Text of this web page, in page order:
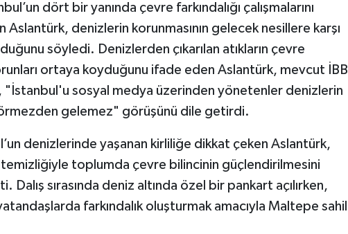
dört bir yanında çevre farkındalığı çalışmalarını
denizlerin korunmasının gelecek nesillere karşı
söyledi. Denizlerden çıkarılan atıkların çevre
ortaya koyduğunu ifade eden Aslantürk, mevcut İBB
sosyal medya üzerinden yönetenler denizlerin
gelemez" görüşünü dile getirdi.
denizlerinde yaşanan kirliliğe dikkat çeken Aslantürk,
toplumda çevre bilincinin güçlendirilmesini
Dalış sırasında deniz altında özel bir pankart açılırken,
farkındalık oluşturmak amacıyla Maltepe sahil